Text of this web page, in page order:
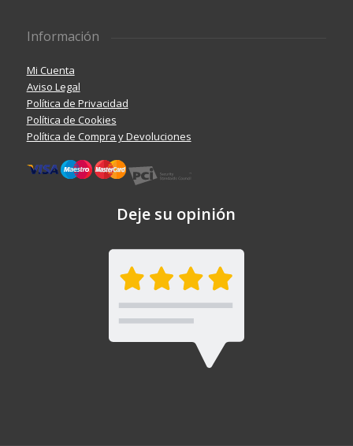
Información
Mi Cuenta
Aviso Legal
Política de Privacidad
Política de Cookies
Política de Compra y Devoluciones
Deje su opinión